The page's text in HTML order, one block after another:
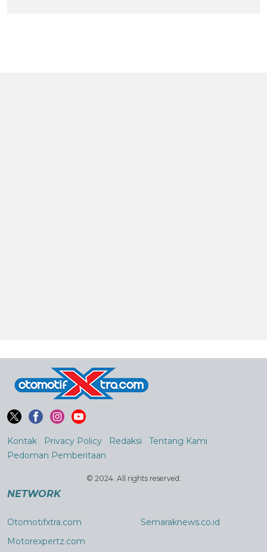
Kontak Privacy Policy Redaksi
Tentang Kami
Pedoman Pemberitaan
© 2024. All rights reserved.
NETWORK
Otomotifxtra.com
Motorexpertz.com
Semaraknews.co.id